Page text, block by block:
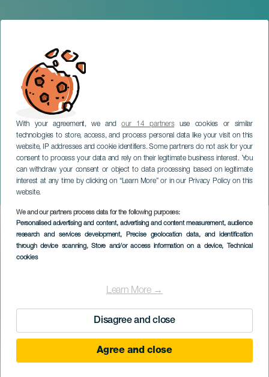
With your agreement, we andour 14 partnersuse cookies or similar
technologies to store, access, and process personal data like your visit on this
website, IP addresses and cookie identifiers. Some partners do not ask for your
consent to process your data and rely on their legitimate business interest. You
can withdraw your consent or object to data processing based on legitimate
interest at any time by clicking on “Learn More” or in our Privacy Policy on this
website.
We and our partners process data for the following purposes:
Personalised advertising and content, advertising and content measurement, audience
research and services development, Precise geolocation data, and identification
through device scanning, Store and/or access information on a device, Technical
cookies
Learn More →
Disagree and close
Agree and close
Burrito Kachimba do
Derby Motoreta em
concerto
TENERIFE
Imagen
Listado